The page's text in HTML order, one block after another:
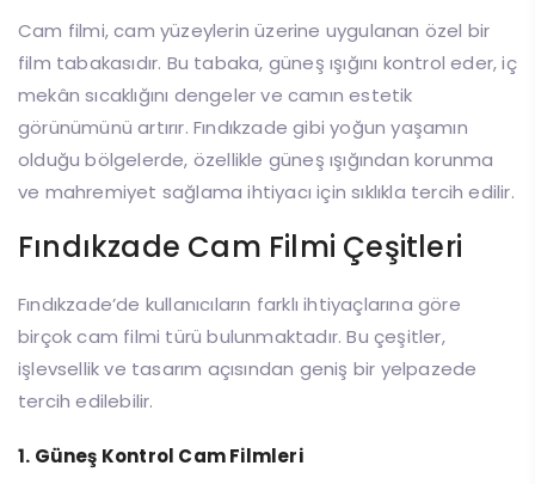
Cam filmi, cam yüzeylerin üzerine uygulanan özel bir
film tabakasıdır. Bu tabaka, güneş ışığını kontrol eder, iç
mekân sıcaklığını dengeler ve camın estetik
görünümünü artırır. Fındıkzade gibi yoğun yaşamın
olduğu bölgelerde, özellikle güneş ışığından korunma
ve mahremiyet sağlama ihtiyacı için sıklıkla tercih edilir.
Fındıkzade Cam Filmi Çeşitleri
Fındıkzade’de kullanıcıların farklı ihtiyaçlarına göre
birçok cam filmi türü bulunmaktadır. Bu çeşitler,
işlevsellik ve tasarım açısından geniş bir yelpazede
tercih edilebilir.
1. Güneş Kontrol Cam Filmleri